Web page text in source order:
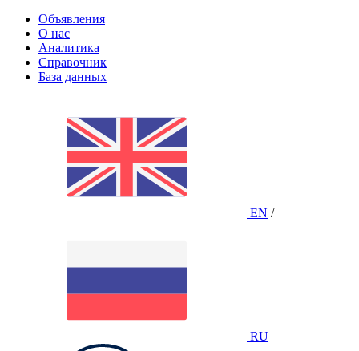
Объявления
О нас
Аналитика
Справочник
База данных
EN /
RU